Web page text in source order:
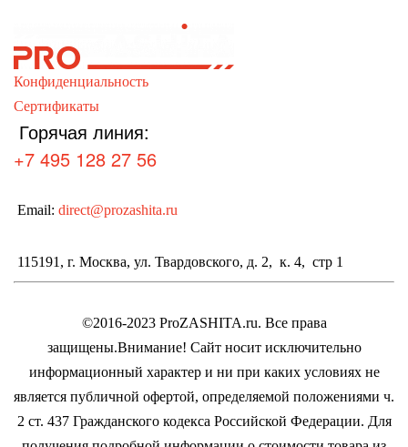
Конфиденциальность
Сертификаты
Горячая линия:
+7 495 128 27 56
Email: direct@prozashita.ru
115191, г. Москва, ул. Твардовского, д. 2, к. 4, стр 1
©2016-2023 ProZASHITA.ru. Все права
защищены.Внимание! Cайт носит исключительно
информационный характер и ни при каких условиях не
является публичной офертой, определяемой положениями ч.
2 ст. 437 Гражданского кодекса Российской Федерации. Для